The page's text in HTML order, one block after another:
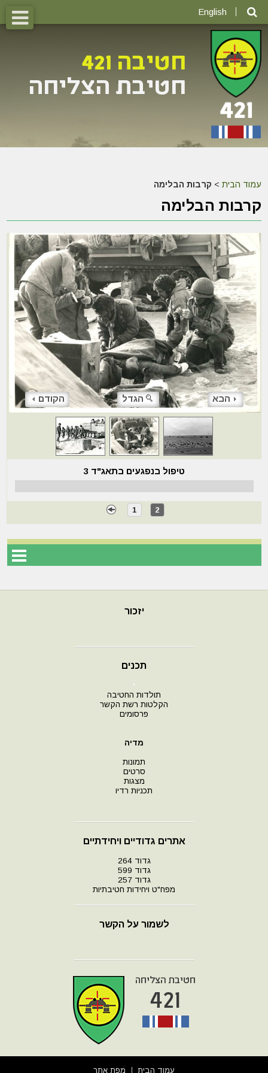
English
עמוד הבית > קרבות הבלימה
קרבות הבלימה
הקודם הגדל הבא
טיפול בנפגעים בתאג"ד 3
1 2
יזכור
תכנים
י
תולדות החטיבה
הקלטות רשת הקשר
פרסומים
מדיה
תמונות
סרטים
מצגות
תכניות רדיו
אתרים גדודיים ויחידתיים
גדוד 264
גדוד 599
גדוד 257
מפח"ט ויחידות חטיבתיות
לשמור על הקשר
עמוד הבית מפת אתר